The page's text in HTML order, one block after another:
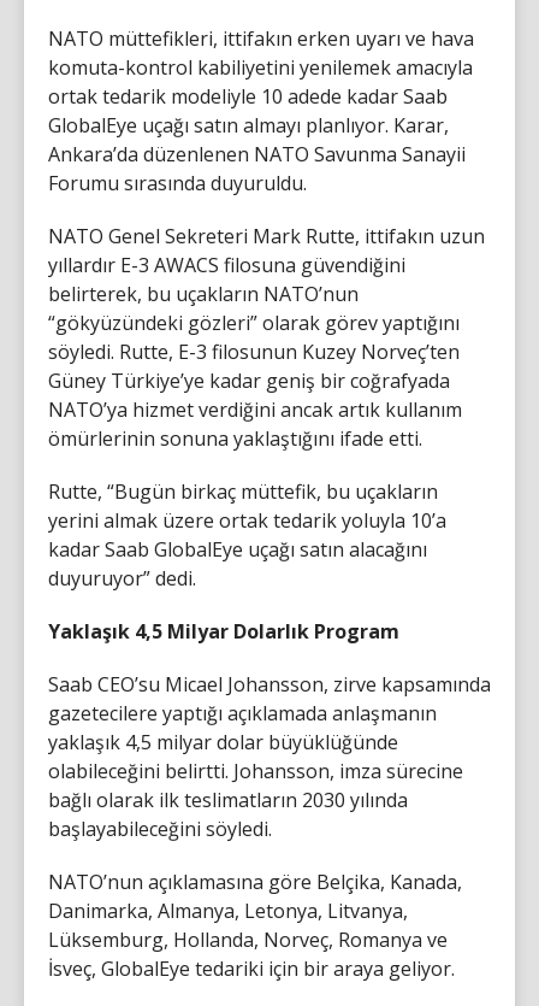
NATO müttefikleri, ittifakın erken uyarı ve hava
komuta-kontrol kabiliyetini yenilemek amacıyla
ortak tedarik modeliyle 10 adede kadar Saab
GlobalEye uçağı satın almayı planlıyor. Karar,
Ankara’da düzenlenen NATO Savunma Sanayii
Forumu sırasında duyuruldu.
NATO Genel Sekreteri Mark Rutte, ittifakın uzun
yıllardır E-3 AWACS filosuna güvendiğini
belirterek, bu uçakların NATO’nun
“gökyüzündeki gözleri” olarak görev yaptığını
söyledi. Rutte, E-3 filosunun Kuzey Norveç’ten
Güney Türkiye’ye kadar geniş bir coğrafyada
NATO’ya hizmet verdiğini ancak artık kullanım
ömürlerinin sonuna yaklaştığını ifade etti.
Rutte, “Bugün birkaç müttefik, bu uçakların
yerini almak üzere ortak tedarik yoluyla 10’a
kadar Saab GlobalEye uçağı satın alacağını
duyuruyor” dedi.
Yaklaşık 4,5 Milyar Dolarlık Program
Saab CEO’su Micael Johansson, zirve kapsamında
gazetecilere yaptığı açıklamada anlaşmanın
yaklaşık 4,5 milyar dolar büyüklüğünde
olabileceğini belirtti. Johansson, imza sürecine
bağlı olarak ilk teslimatların 2030 yılında
başlayabileceğini söyledi.
NATO’nun açıklamasına göre Belçika, Kanada,
Danimarka, Almanya, Letonya, Litvanya,
Lüksemburg, Hollanda, Norveç, Romanya ve
İsveç, GlobalEye tedariki için bir araya geliyor.